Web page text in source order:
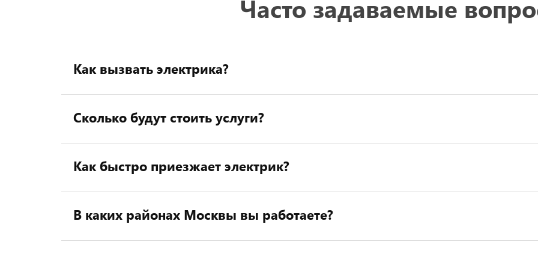
Часто задаваемые
Как вызвать электрика?
Сколько будут стоить услуги?
Как быстро приезжает электрик?
В каких районах Москвы вы работаете?